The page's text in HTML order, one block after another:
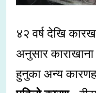
४२ वर्ष देखि
अनुसार काराखाना
हुनुका अन्य